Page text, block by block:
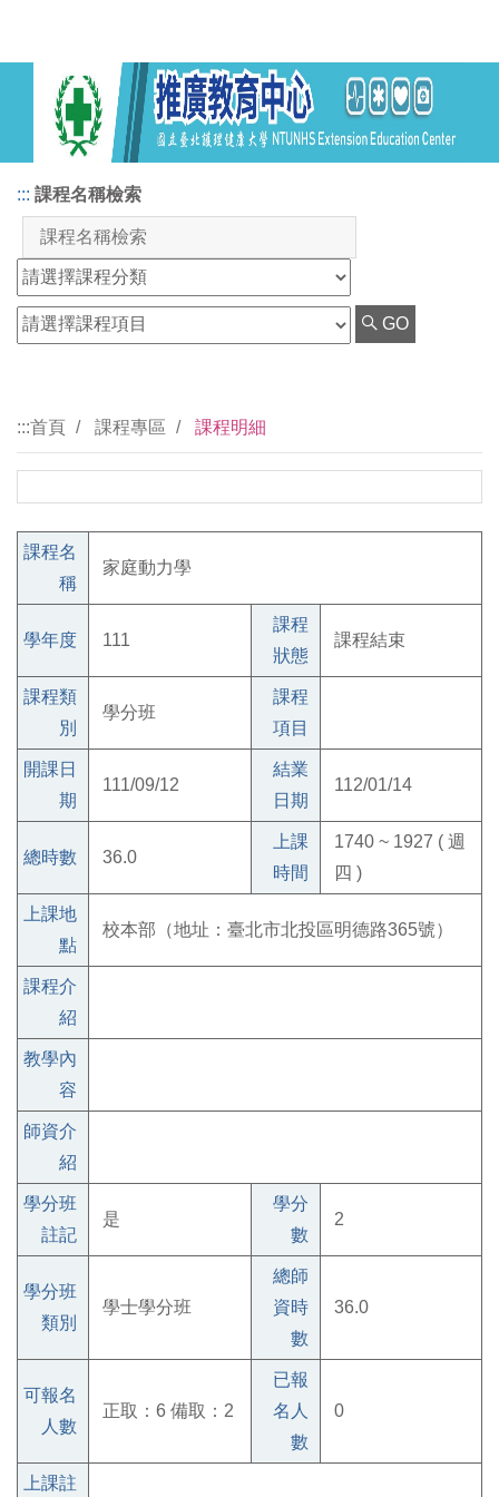
::: 課程名稱檢索
GO
:::首頁 課程專區 課程明細
課程名
稱
家庭動力學
學年度 111
課程
狀態
課程結束
課程類
別
學分班
課程
項目
開課日
期
111/09/12
結業
日期
112/01/14
總時數 36.0
上課
時間
1740 ~ 1927 ( 週
四 )
上課地
點
校本部（地址：臺北市北投區明德路365號）
課程介
紹
教學內
容
師資介
紹
學分班
註記
是
學分
數
2
學分班
類別
學士學分班
總師
資時
數
36.0
可報名
人數
正取：6 備取：2
已報
名人
數
0
上課註